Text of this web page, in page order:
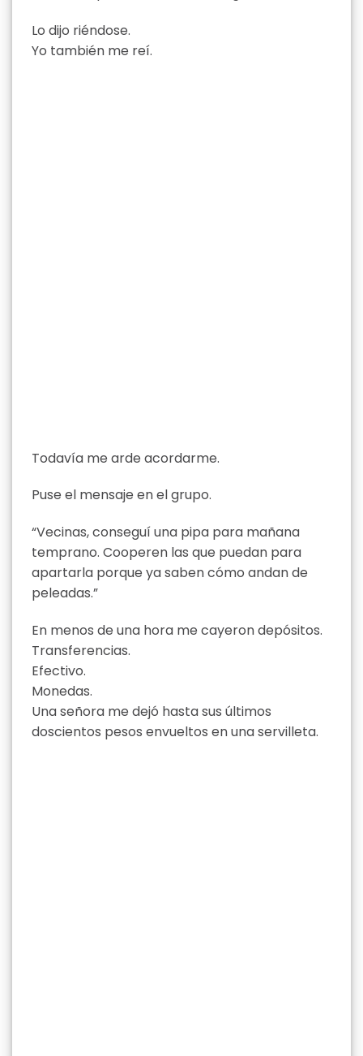
Lo dijo riéndose.
Yo también me reí.
Todavía me arde acordarme.
Puse el mensaje en el grupo.
“Vecinas, conseguí una pipa para mañana
temprano. Cooperen las que puedan para
apartarla porque ya saben cómo andan de
peleadas.”
En menos de una hora me cayeron depósitos.
Transferencias.
Efectivo.
Monedas.
Una señora me dejó hasta sus últimos
doscientos pesos envueltos en una servilleta.